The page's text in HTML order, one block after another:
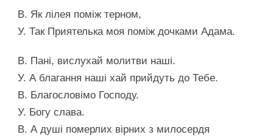
В. Як лілея поміж терном,
У. Так Приятелька моя поміж дочками Адама.
В. Пані, вислухай молитви наші.
У. А благання наші хай прийдуть до Тебе.
В. Благословімо Господу.
У. Богу слава.
В. А душі померлих вірних з милосердя